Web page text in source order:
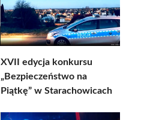
XVII edycja konkursu
„Bezpieczeństwo na
Piątkę” w Starachowicach